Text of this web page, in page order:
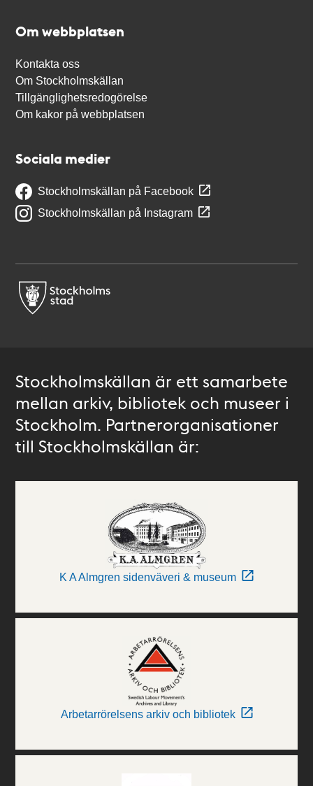
Om webbplatsen
Kontakta oss
Om Stockholmskällan
Tillgänglighetsredogörelse
Om kakor på webbplatsen
Sociala medier
Stockholmskällan på Facebook
Stockholmskällan på Instagram
Stockholmskällan är ett samarbete
mellan arkiv, bibliotek och museer i
Stockholm. Partnerorganisationer
till Stockholmskällan är:
K A Almgren sidenväveri & museum
Arbetarrörelsens arkiv och bibliotek